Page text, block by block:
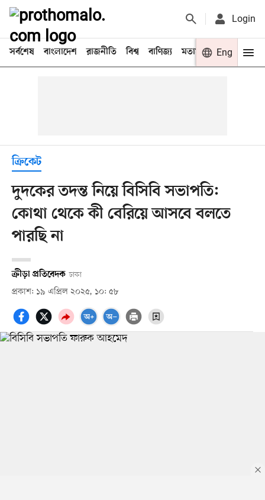
Login
সর্বশেষ বাংলাদেশ রাজনীতি বিশ্ব বাণিজ্য মতামত খেলা
Eng
ক্রিকেট
দুদকের তদন্ত নিয়ে বিসিবি সভাপতি:
কোথা থেকে কী বেরিয়ে আসবে বলতে
পারছি না
ক্রীড়া প্রতিবেদক ঢাকা
প্রকাশ: ১৯ এপ্রিল ২০২৫, ১০: ৫৮